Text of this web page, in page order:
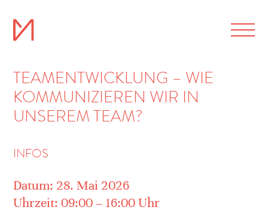
TEAMENTWICKLUNG – WIE
KOMMUNIZIEREN WIR IN
UNSEREM TEAM?
INFOS
Datum: 28. Mai 2026
Uhrzeit: 09:00 – 16:00 Uhr